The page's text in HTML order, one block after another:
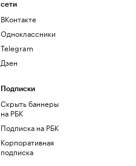
сети
ВКонтакте
Одноклассники
Telegram
Дзен
Подписки
Скрыть баннеры
на РБК
Подписка на РБК
Корпоративная
подписка